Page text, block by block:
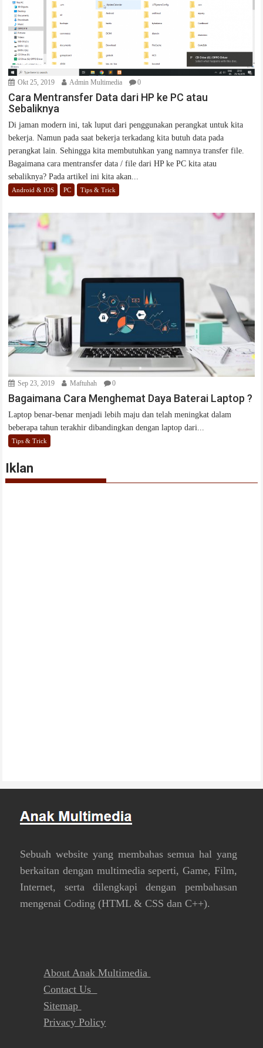
Okt 25, 2019 Admin Multimedia 0
Cara Mentransfer Data dari HP ke PC atau
Sebaliknya
Di jaman modern ini, tak luput dari penggunakan perangkat untuk kita
bekerja. Namun pada saat bekerja terkadang kita butuh data pada
perangkat lain. Sehingga kita membutuhkan yang namnya transfer file.
Bagaimana cara mentransfer data / file dari HP ke PC kita atau
sebaliknya? Pada artikel ini kita akan...
Android & IOS PC Tips & Trick
Sep 23, 2019 Maftuhah 0
Bagaimana Cara Menghemat Daya Baterai Laptop ?
Laptop benar-benar menjadi lebih maju dan telah meningkat dalam
beberapa tahun terakhir dibandingkan dengan laptop dari...
Tips & Trick
Iklan
Sebuah website yang membahas semua hal yang
berkaitan dengan multimedia seperti, Game, Film,
Internet, serta dilengkapi dengan pembahasan
mengenai Coding (HTML & CSS dan C++).
About Anak Multimedia
Contact Us
Sitemap
Privacy Policy